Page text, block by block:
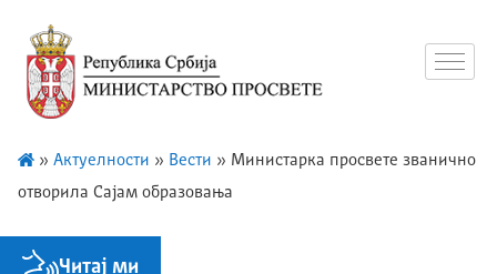
» Актуелности » Вести » Министарка просвете званично
отворила Сајам образовања
Читај ми